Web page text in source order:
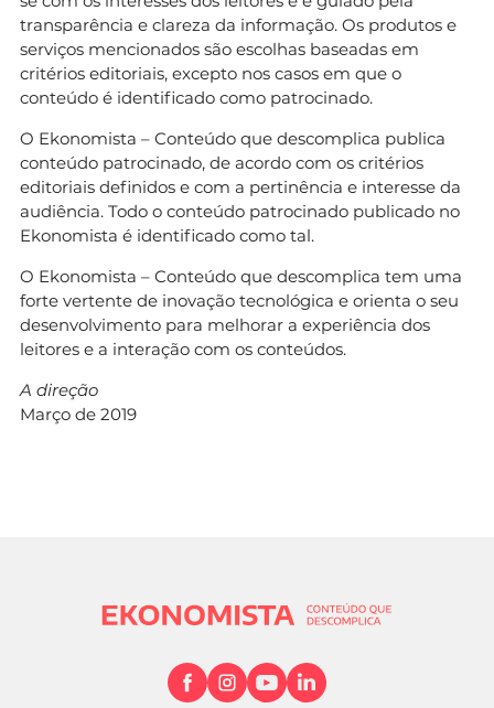
transparência e clareza da informação. Os produtos e
serviços mencionados são escolhas baseadas em
critérios editoriais, excepto nos casos em que o
conteúdo é identificado como patrocinado.
O Ekonomista – Conteúdo que descomplica publica
conteúdo patrocinado, de acordo com os critérios
editoriais definidos e com a pertinência e interesse da
audiência. Todo o conteúdo patrocinado publicado no
Ekonomista é identificado como tal.
O Ekonomista – Conteúdo que descomplica tem uma
forte vertente de inovação tecnológica e orienta o seu
desenvolvimento para melhorar a experiência dos
leitores e a interação com os conteúdos.
A direção
Março de 2019